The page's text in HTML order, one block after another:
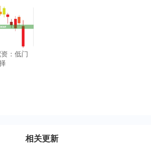
：低门
相关更新